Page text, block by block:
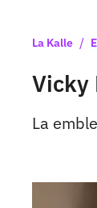
La Kalle /
Vicky
La